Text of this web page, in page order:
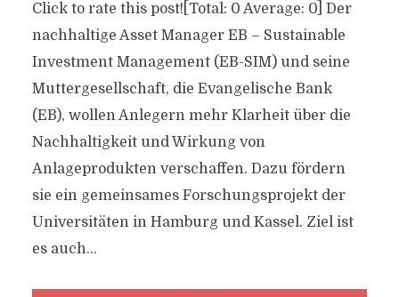
Click to rate this post![Total: 0 Average: 0] Der
nachhaltige Asset Manager EB – Sustainable
Investment Management (EB-SIM) und seine
Muttergesellschaft, die Evangelische Bank
(EB), wollen Anlegern mehr Klarheit über die
Nachhaltigkeit und Wirkung von
Anlageprodukten verschaffen. Dazu fördern
sie ein gemeinsames Forschungsprojekt der
Universitäten in Hamburg und Kassel. Ziel ist
es auch...